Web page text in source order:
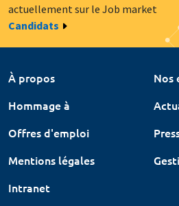
actuellement sur le Job market
Candidats
À propos
Nos
Hommage à
Offres d'emploi
Mentions légales
Intranet